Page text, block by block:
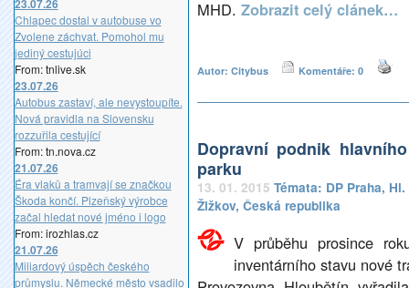
23.07.26
Chlapec dostal v autobuse vo
Zvolene záchvat. Pomohol mu
jediný cestujúci
From: tnlive.sk
23.07.26
Autobus zastaví, ale nevystoupíte.
Nová pravidla na Slovensku
rozzuřila cestující
From: tn.nova.cz
21.07.26
Éra vlaků a tramvají se značkou
Škoda končí. Plzeňský výrobce
začal hledat nové jméno i logo
From: irozhlas.cz
21.07.26
Miliardový úspěch českého
průmyslu. Německé město vsadilo
MHD. Zobrazit celý clánek…
Autor: Citybus Komentáře: 0
Dopravní podnik
parku
13. 01. 2015 Témata: DP Praha, Hl.
Žižkov, Česká republika
V průběhu prosince
inventárního stavu nové